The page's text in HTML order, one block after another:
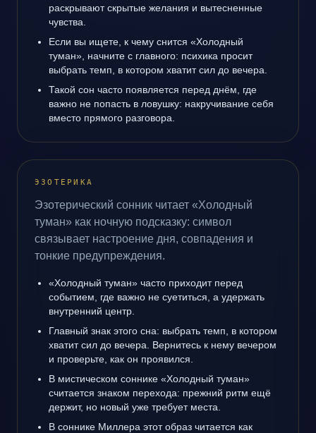
раскрывают скрытые желания и вытесненные
чувства.
Если вы ищете, к чему снится «Холодный
туман», начните с главного: психика просит
выбрать темп, в котором хватит сил до вечера.
Такой сон часто появляется перед днём, где
важно не попасть в ловушку: накручивание себя
вместо прямого разговора.
ЭЗОТЕРИКА
Эзотерический сонник читает «Холодный
туман» как ночную подсказку: символ
связывает настроение дня, совпадения и
тонкие предупреждения.
«Холодный туман» часто приходит перед
событием, где важно не суетиться, а удержать
внутренний центр.
Главный знак этого сна: выбрать темп, в котором
хватит сил до вечера. Вернитесь к нему вечером
и проверьте, как он проявился.
В мистическом соннике «Холодный туман»
считается знаком перехода: прежний ритм ещё
держит, но новый уже требует места.
В соннике Миллера этот образ читается как